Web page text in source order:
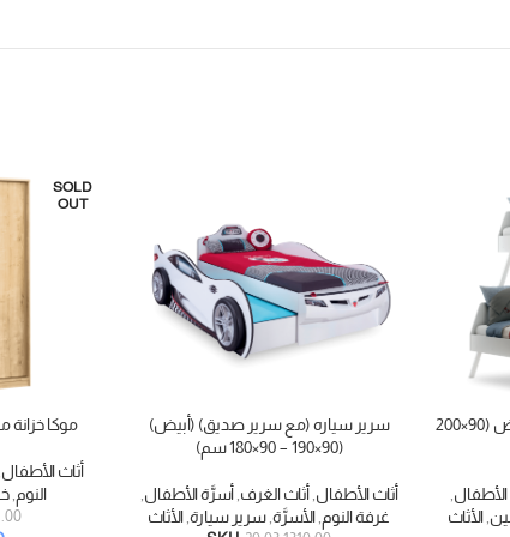
رومانتيكا سرير طابقين فردي أبيض (90×200
,الأثاث
إضافة إلى السلة
سرير سياره (مع سرير صديق) (أبيض)
(90×190 – 90×180 سم)
أثاث الأطفال ,أثاث الغرف ,أسرَّة الأطفال
غرفة النوم الأسرَّة سرير سيارة الأثاث
SOLD
OUT
قراءة المزيد
موكا
أثاث الأطفال
النوم